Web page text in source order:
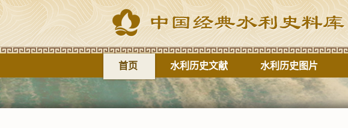
首页 水利历史文献 水利历史图片